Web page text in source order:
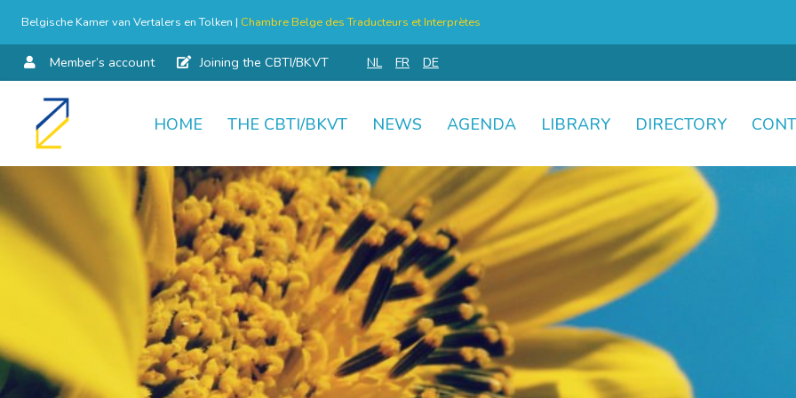
Belgische Kamer van Vertalers en Tolken | Chambre Belge des Traducteurs et Interprètes
Member’s account Joining the CBTI/BKVT NL FR DE
Skip
content
HOME THE CBTI/BKVT NEWS AGENDA LIBRARY DIRECTORY